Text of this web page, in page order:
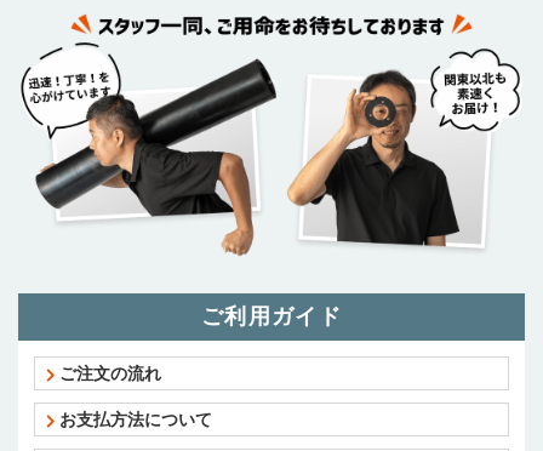
ご利用ガイド
ご注文の流れ
お支払方法について